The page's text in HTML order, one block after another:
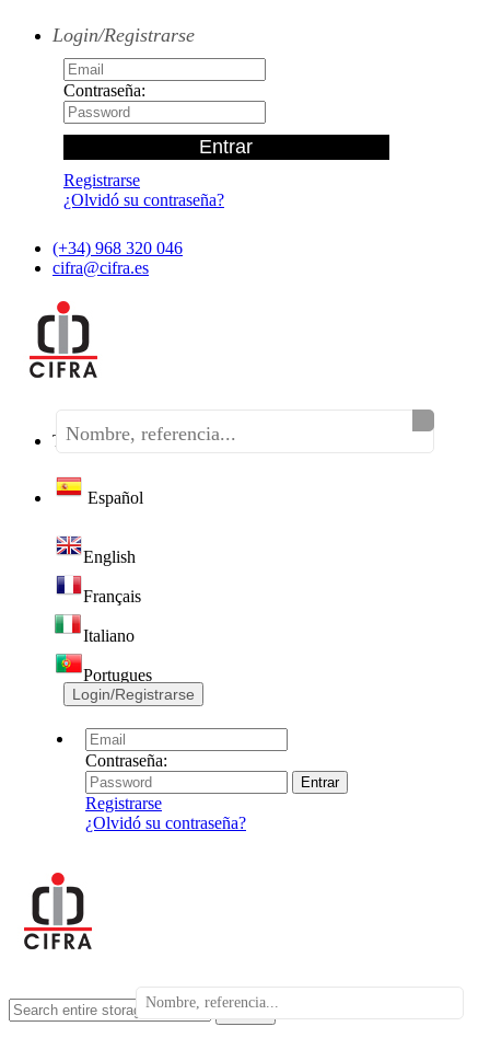
Login/Registrarse
Contraseña:
Registrarse
¿Olvidó su contraseña?
(+34) 968 320 046
cifra@cifra.es
Teléfono:(+34) 968 320 046
Español
English
Français
Italiano
Portugues
Login/Registrarse
Contraseña:
Registrarse
¿Olvidó su contraseña?
search